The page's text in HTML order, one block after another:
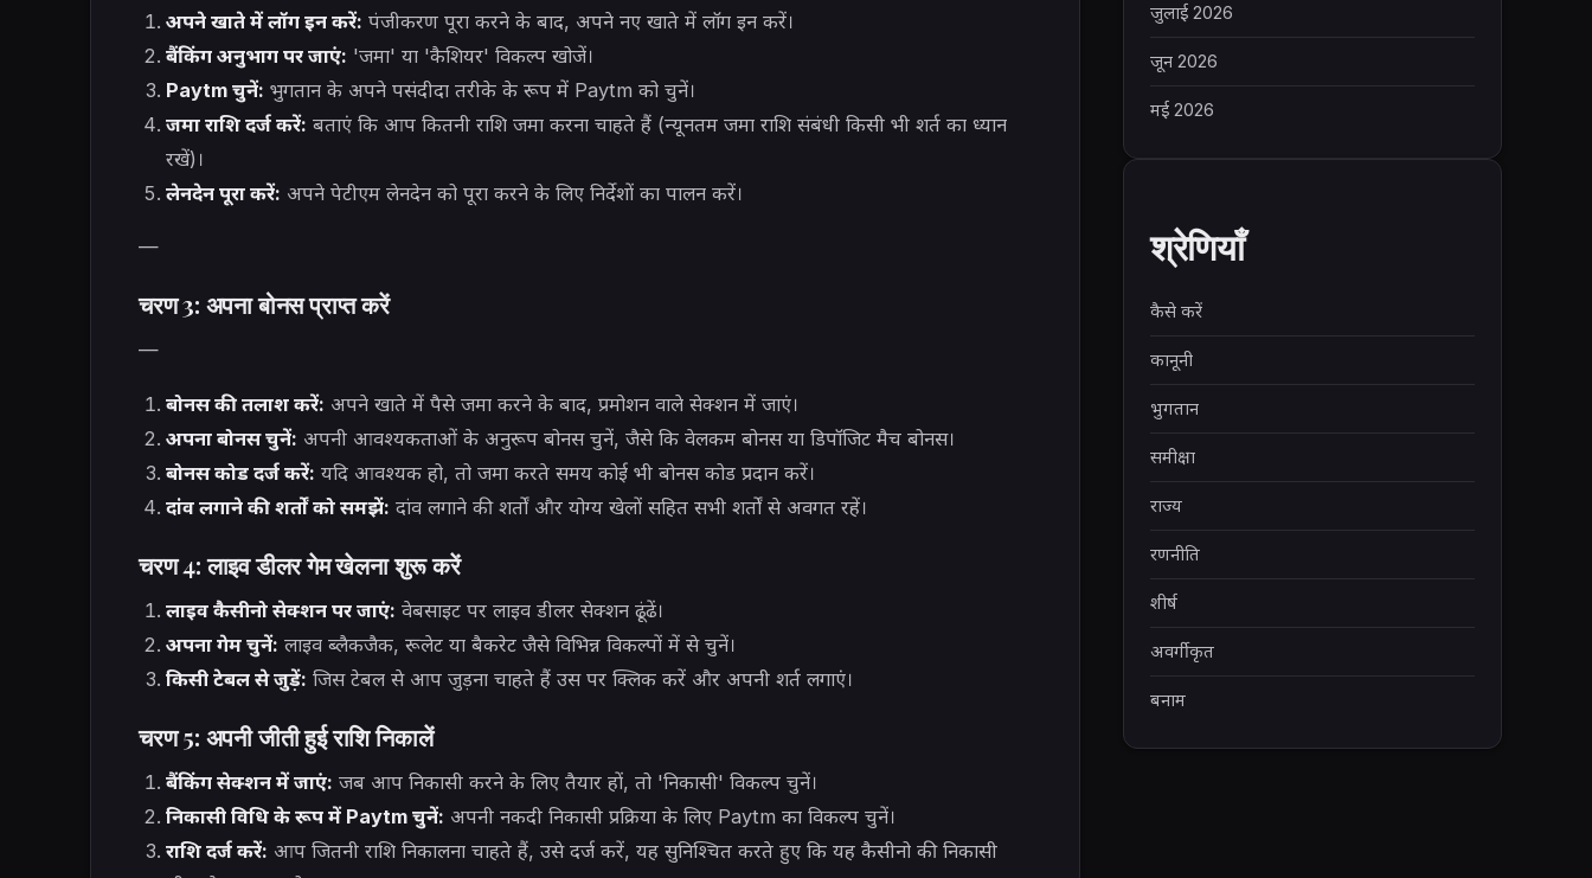
अपने खाते में लॉग इन करें: पंजीकरण पूरा करने के बाद, अपने नए खाते में लॉग इन करें।
बैंकिंग अनुभाग पर जाएं: 'जमा' या 'कैशियर' विकल्प खोजें।
Paytm चुनें: भुगतान के अपने पसंदीदा तरीके के रूप में Paytm को चुनें।
जमा राशि दर्ज करें: बताएं कि आप कितनी राशि जमा करना चाहते हैं (न्यूनतम जमा राशि संबंधी किसी भी शर्त का ध्यान
रखें)।
लेनदेन पूरा करें: अपने पेटीएम लेनदेन को पूरा करने के लिए निर्देशों का पालन करें।
—
चरण 3: अपना बोनस प्राप्त करें
—
बोनस की तलाश करें: अपने खाते में पैसे जमा करने के बाद, प्रमोशन वाले सेक्शन में जाएं।
अपना बोनस चुनें: अपनी आवश्यकताओं के अनुरूप बोनस चुनें, जैसे कि वेलकम बोनस या डिपॉजिट मैच बोनस।
बोनस कोड दर्ज करें: यदि आवश्यक हो, तो जमा करते समय कोई भी बोनस कोड प्रदान करें।
दांव लगाने की शर्तों को समझें: दांव लगाने की शर्तों और योग्य खेलों सहित सभी शर्तों से अवगत रहें।
चरण 4: लाइव डीलर गेम खेलना शुरू करें
लाइव कैसीनो सेक्शन पर जाएं: वेबसाइट पर लाइव डीलर सेक्शन ढूंढें।
अपना गेम चुनें: लाइव ब्लैकजैक, रूलेट या बैकरेट जैसे विभिन्न विकल्पों में से चुनें।
किसी टेबल से जुड़ें: जिस टेबल से आप जुड़ना चाहते हैं उस पर क्लिक करें और अपनी शर्त लगाएं।
चरण 5: अपनी जीती हुई राशि निकालें
बैंकिंग सेक्शन में जाएं: जब आप निकासी करने के लिए तैयार हों, तो 'निकासी' विकल्प चुनें।
निकासी विधि के रूप में Paytm चुनें: अपनी नकदी निकासी प्रक्रिया के लिए Paytm का विकल्प चुनें।
राशि दर्ज करें: आप जितनी राशि निकालना चाहते हैं, उसे दर्ज करें, यह सुनिश्चित करते हुए कि यह कैसीनो की निकासी
जुलाई 2026
जून 2026
मई 2026
श्रेणियाँ
कैसे करें
कानूनी
भुगतान
समीक्षा
राज्य
रणनीति
शीर्ष
अवर्गीकृत
बनाम